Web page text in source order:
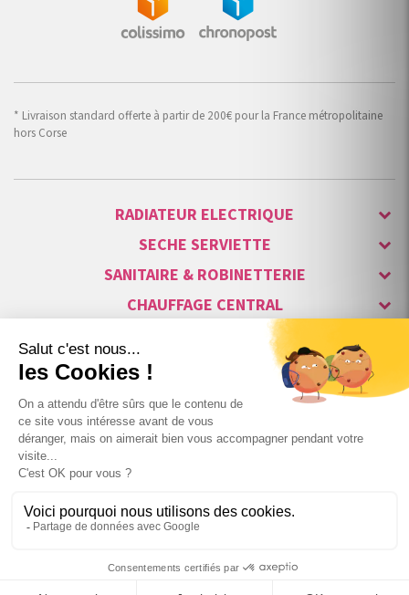
BLANC Traffic White RAL9016
au lieu de
1 432,60 €TTC
* Livraison standard offerte à partir de 200€ pour la France métropolitaine
hors Corse
RADIATEUR ELECTRIQUE
SECHE SERVIETTE
SANITAIRE & ROBINETTERIE
CHAUFFAGE CENTRAL
ALARME & SÉCURITÉ
MAISON CONNECTÉE
VISIOPHONE & INTERPHONE
LUMINAIRES & ECLAIRAGE